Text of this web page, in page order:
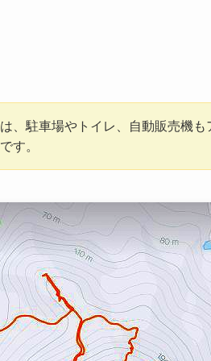
、駐車場やトイレ、自動販売機も
す。